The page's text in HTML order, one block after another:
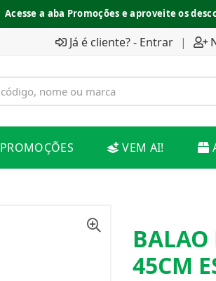
Acesse a aba Promoções e aproveite os
Já é cliente? - Entrar |
PROMOÇÕES VEM AI!
BALAO
45CM